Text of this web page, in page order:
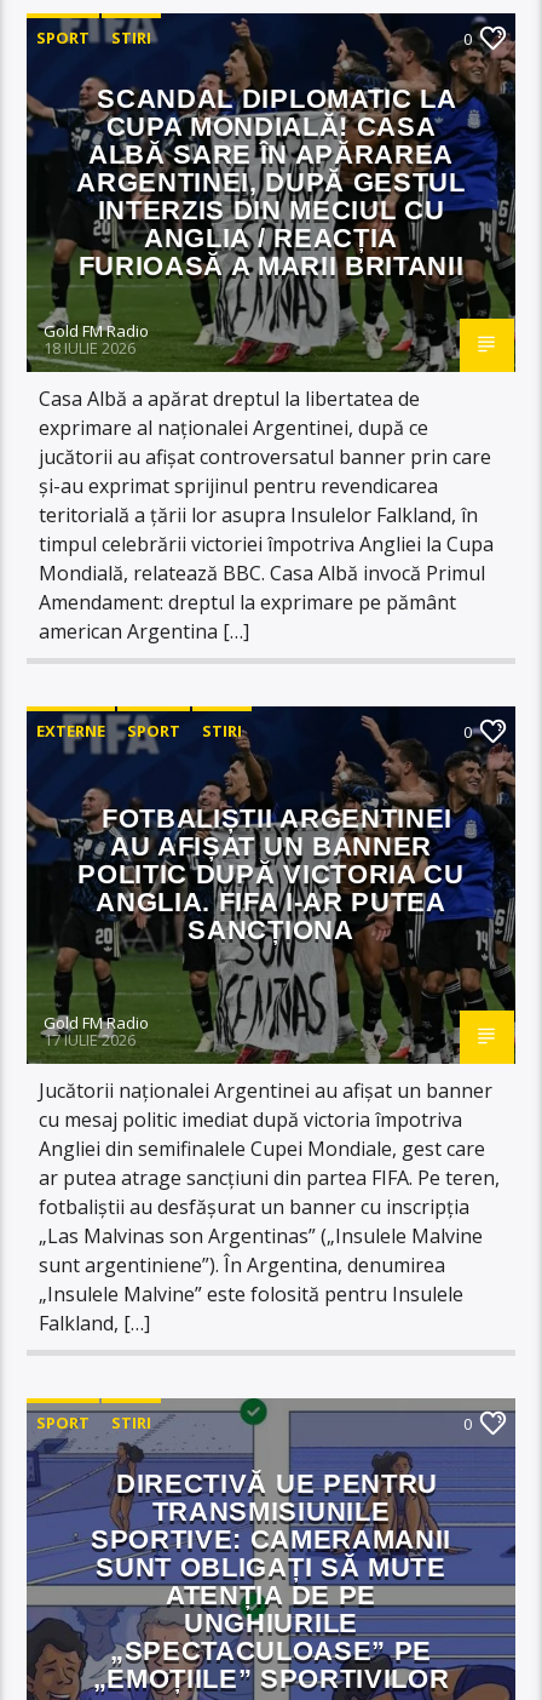
SPORT STIRI 0
SCANDAL DIPLOMATIC LA
CUPA MONDIALĂ! CASA
ALBĂ SARE ÎN APĂRAREA
ARGENTINEI, DUPĂ GESTUL
INTERZIS DIN MECIUL CU
ANGLIA / REACȚIA
FURIOASĂ A MARII BRITANII
Gold FM Radio
18 IULIE 2026
Casa Albă a apărat dreptul la libertatea de
exprimare al naţionalei Argentinei, după ce
jucătorii au afişat controversatul banner prin care
şi-au exprimat sprijinul pentru revendicarea
teritorială a ţării lor asupra Insulelor Falkland, în
timpul celebrării victoriei împotriva Angliei la Cupa
Mondială, relatează BBC. Casa Albă invocă Primul
Amendament: dreptul la exprimare pe pământ
american Argentina […]
EXTERNE SPORT STIRI 0
FOTBALIȘTII ARGENTINEI
AU AFIȘAT UN BANNER
POLITIC DUPĂ VICTORIA CU
ANGLIA. FIFA I-AR PUTEA
SANCȚIONA
Gold FM Radio
17 IULIE 2026
Jucătorii naționalei Argentinei au afișat un banner
cu mesaj politic imediat după victoria împotriva
Angliei din semifinalele Cupei Mondiale, gest care
ar putea atrage sancțiuni din partea FIFA. Pe teren,
fotbaliștii au desfășurat un banner cu inscripția
„Las Malvinas son Argentinas” („Insulele Malvine
sunt argentiniene”). În Argentina, denumirea
„Insulele Malvine” este folosită pentru Insulele
Falkland, […]
SPORT STIRI 0
DIRECTIVĂ UE PENTRU
TRANSMISIUNILE
SPORTIVE: CAMERAMANII
SUNT OBLIGAȚI SĂ MUTE
ATENȚIA DE PE
UNGHIURILE
„SPECTACULOASE” PE
„EMOȚIILE” SPORTIVILOR